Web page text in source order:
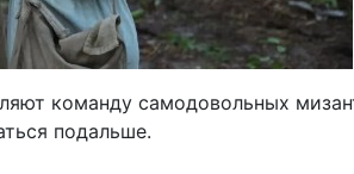
команду самодовольных
подальше.